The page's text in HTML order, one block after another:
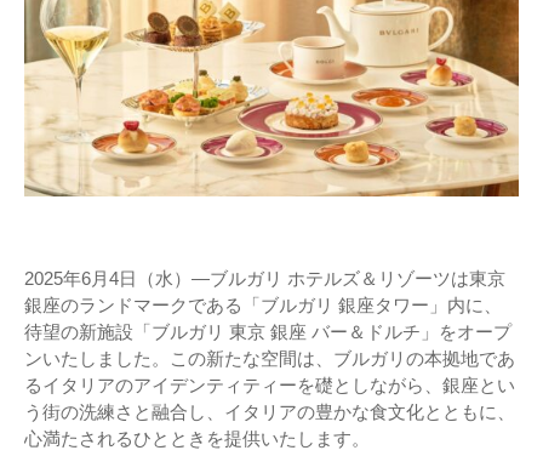
2025年6月4日（水）―ブルガリ ホテルズ＆リゾーツは東京
銀座のランドマークである「ブルガリ 銀座タワー」内に、
待望の新施設「ブルガリ 東京 銀座 バー＆ドルチ」をオープ
ンいたしました。この新たな空間は、ブルガリの本拠地であ
るイタリアのアイデンティティーを礎としながら、銀座とい
う街の洗練さと融合し、イタリアの豊かな食文化とともに、
心満たされるひとときを提供いたします。